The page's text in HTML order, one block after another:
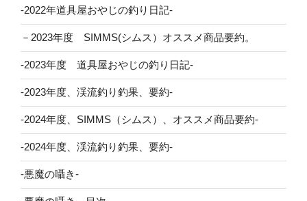
-2022年道具屋おやじの釣り日記-
－2023年度 SIMMS(シムス）オススメ商品要約。
-2023年度 道具屋おやじの釣り日記-
-2023年度、渓流釣り釣果、要約-
-2024年度、SIMMS（シムス）、オススメ商品要約-
-2024年度、渓流釣り釣果、要約-
-悪魔の囁き-